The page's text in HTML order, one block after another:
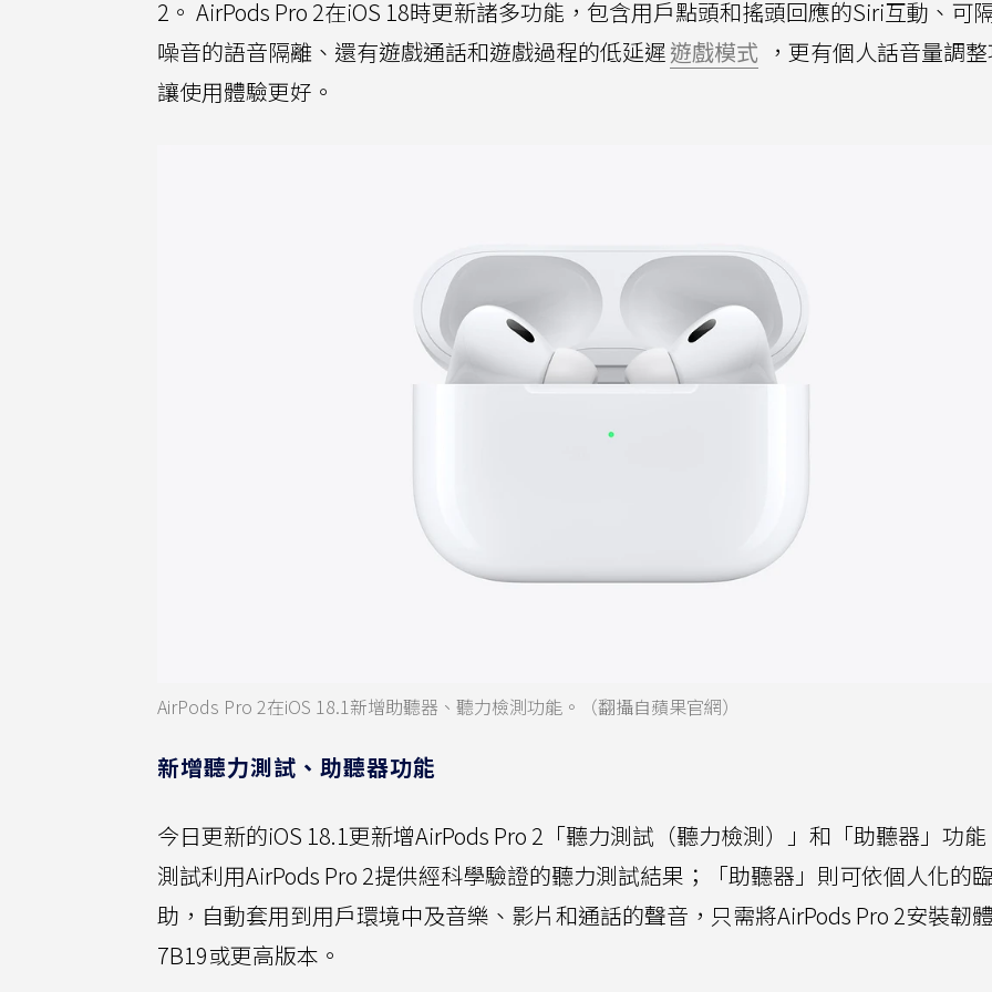
2。 AirPods Pro 2在iOS 18時更新諸多功能，包含用戶點頭和搖頭回應的Siri互動、可
噪音的語音隔離、還有遊戲通話和遊戲過程的低延遲遊戲模式 ，更有個人話音量調整
讓使用體驗更好。
AirPods Pro 2在iOS 18.1新增助聽器、聽力檢測功能。（翻攝自蘋果官網）
新增聽力測試、助聽器功能
今日更新的iOS 18.1更新增AirPods Pro 2「聽力測試（聽力檢測）」和「助聽器」功
測試利用AirPods Pro 2提供經科學驗證的聽力測試結果；「助聽器」則可依個人化的
助，自動套用到用戶環境中及音樂、影片和通話的聲音，只需將AirPods Pro 2安裝韌
7B19或更高版本。